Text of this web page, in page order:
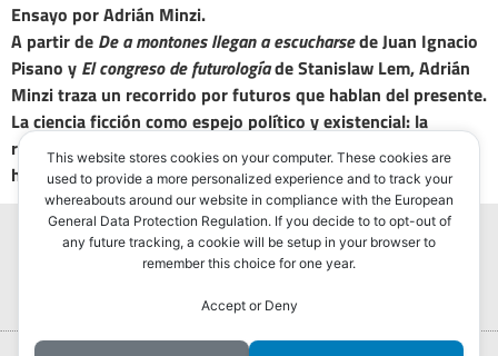
Ensayo por Adrián Minzi.
A partir de De a montones llegan a escucharsede Juan Ignacio
Pisano y El congreso de futurologíade Stanislaw Lem, Adrián
Minzi traza un recorrido por futuros que hablan del presente.
La ciencia ficción como espejo político y existencial: la
realidad es una fantasmagoría administrada. ¿Qué de lo
humano persiste bajo capas de apatía, consumo y control?
Portada Hurlingham Post ®2022
This website stores cookies on your computer. These cookies are
used to provide a more personalized experience and to track your
whereabouts around our website in compliance with the European
General Data Protection Regulation. If you decide to to opt-out of
any future tracking, a cookie will be setup in your browser to
remember this choice for one year.
Accept or Deny